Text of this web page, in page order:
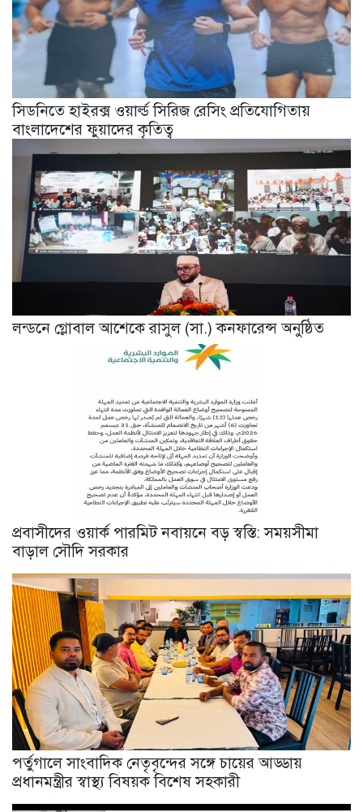
সিডনিতে হাইরক্স ওয়ার্ল্ড সিরিজ রেসিং প্রতিযোগিতায়
বাংলাদেশের ফুয়াদের কৃতিত্ব
লন্ডনে গ্লোবাল আশেকে রাসুল (সা.) কনফারেন্স অনুষ্ঠিত
প্রবাসীদের ওয়ার্ক পারমিট নবায়নে বড় স্বস্তি: সময়সীমা
বাড়াল সৌদি সরকার
পর্তুগালে সাংবাদিক নেতৃবৃন্দের সঙ্গে চায়ের আড্ডায়
প্রধানমন্ত্রীর স্বাস্থ্য বিষয়ক বিশেষ সহকারী